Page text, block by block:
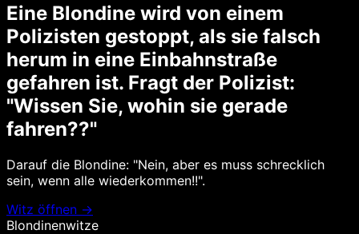
Eine Blondine wird von einem
Polizisten gestoppt, als sie falsch
herum in eine Einbahnstraße
gefahren ist. Fragt der Polizist:
"Wissen Sie, wohin sie gerade
fahren??"
Darauf die Blondine: "Nein, aber es muss schrecklich
sein, wenn alle wiederkommen!!".
Witz öffnen →
Blondinenwitze